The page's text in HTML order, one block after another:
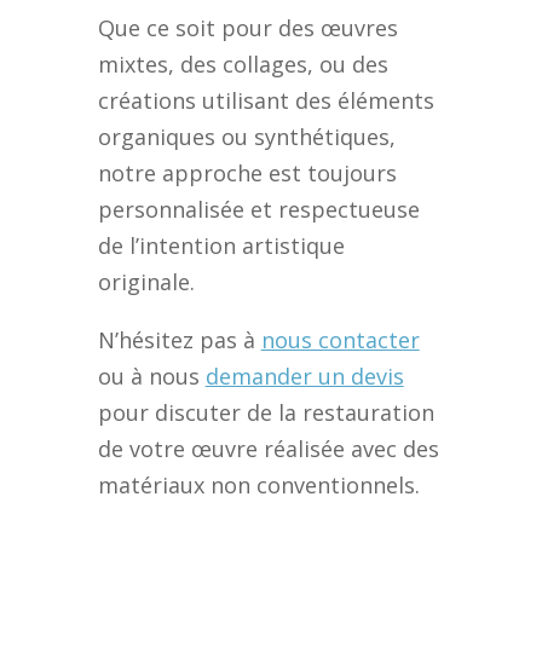
Que ce soit pour des œuvres
mixtes, des collages, ou des
créations utilisant des éléments
organiques ou synthétiques,
notre approche est toujours
personnalisée et respectueuse
de l’intention artistique
originale.
N’hésitez pas à nous contacter
ou à nous demander un devis
pour discuter de la restauration
de votre œuvre réalisée avec des
matériaux non conventionnels.